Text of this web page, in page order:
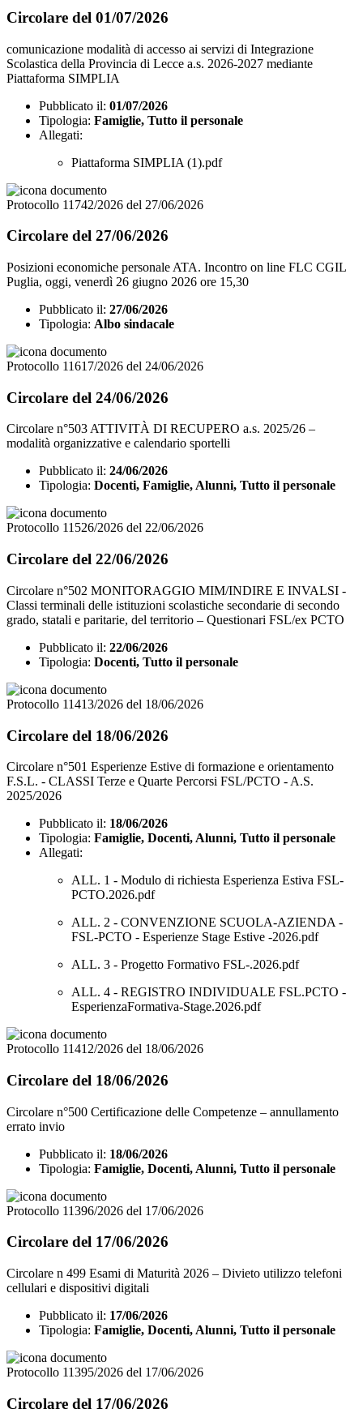
Circolare del 01/07/2026
comunicazione modalità di accesso ai servizi di Integrazione
Scolastica della Provincia di Lecce a.s. 2026-2027 mediante
Piattaforma SIMPLIA
Pubblicato il: 01/07/2026
Tipologia: Famiglie, Tutto il personale
Allegati:
Piattaforma SIMPLIA (1).pdf
Protocollo 11742/2026 del 27/06/2026
Circolare del 27/06/2026
Posizioni economiche personale ATA. Incontro on line FLC CGIL
Puglia, oggi, venerdì 26 giugno 2026 ore 15,30
Pubblicato il: 27/06/2026
Tipologia: Albo sindacale
Protocollo 11617/2026 del 24/06/2026
Circolare del 24/06/2026
Circolare n°503 ATTIVITÀ DI RECUPERO a.s. 2025/26 –
modalità organizzative e calendario sportelli
Pubblicato il: 24/06/2026
Tipologia: Docenti, Famiglie, Alunni, Tutto il personale
Protocollo 11526/2026 del 22/06/2026
Circolare del 22/06/2026
Circolare n°502 MONITORAGGIO MIM/INDIRE E INVALSI -
Classi terminali delle istituzioni scolastiche secondarie di secondo
grado, statali e paritarie, del territorio – Questionari FSL/ex PCTO
Pubblicato il: 22/06/2026
Tipologia: Docenti, Tutto il personale
Protocollo 11413/2026 del 18/06/2026
Circolare del 18/06/2026
Circolare n°501 Esperienze Estive di formazione e orientamento
F.S.L. - CLASSI Terze e Quarte Percorsi FSL/PCTO - A.S.
2025/2026
Pubblicato il: 18/06/2026
Tipologia: Famiglie, Docenti, Alunni, Tutto il personale
Allegati:
ALL. 1 - Modulo di richiesta Esperienza Estiva FSL-
PCTO.2026.pdf
ALL. 2 - CONVENZIONE SCUOLA-AZIENDA -
FSL-PCTO - Esperienze Stage Estive -2026.pdf
ALL. 3 - Progetto Formativo FSL-.2026.pdf
ALL. 4 - REGISTRO INDIVIDUALE FSL.PCTO -
EsperienzaFormativa-Stage.2026.pdf
Protocollo 11412/2026 del 18/06/2026
Circolare del 18/06/2026
Circolare n°500 Certificazione delle Competenze – annullamento
errato invio
Pubblicato il: 18/06/2026
Tipologia: Famiglie, Docenti, Alunni, Tutto il personale
Protocollo 11396/2026 del 17/06/2026
Circolare del 17/06/2026
Circolare n 499 Esami di Maturità 2026 – Divieto utilizzo telefoni
cellulari e dispositivi digitali
Pubblicato il: 17/06/2026
Tipologia: Famiglie, Docenti, Alunni, Tutto il personale
Protocollo 11395/2026 del 17/06/2026
Circolare del 17/06/2026